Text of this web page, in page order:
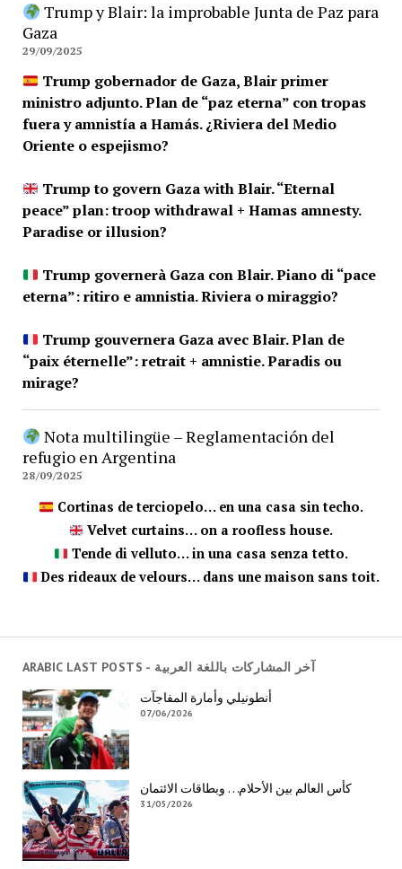
ARABIC LAST POSTS - آخر المشاركات باللغة العربية
أنطونيلي وأمارة المفاجآت
07/06/2026
كأس العالم بين الأحلام… وبطاقات الائتمان
31/05/2026
Trump y Blair: la improbable Junta de Paz para
Gaza
29/09/2025
Trump gobernador de Gaza, Blair primer
ministro adjunto. Plan de “paz eterna” con tropas
fuera y amnistía a Hamás. ¿Riviera del Medio
Oriente o espejismo?
Trump to govern Gaza with Blair. “Eternal
peace” plan: troop withdrawal + Hamas amnesty.
Paradise or illusion?
Trump governerà Gaza con Blair. Piano di “pace
eterna”: ritiro e amnistia. Riviera o miraggio?
Trump gouvernera Gaza avec Blair. Plan de
“paix éternelle”: retrait + amnistie. Paradis ou
mirage?
Nota multilingüe – Reglamentación del
refugio en Argentina
28/09/2025
Cortinas de terciopelo… en una casa sin techo.
Velvet curtains… on a roofless house.
Tende di velluto… in una casa senza tetto.
Des rideaux de velours… dans une maison sans toit.